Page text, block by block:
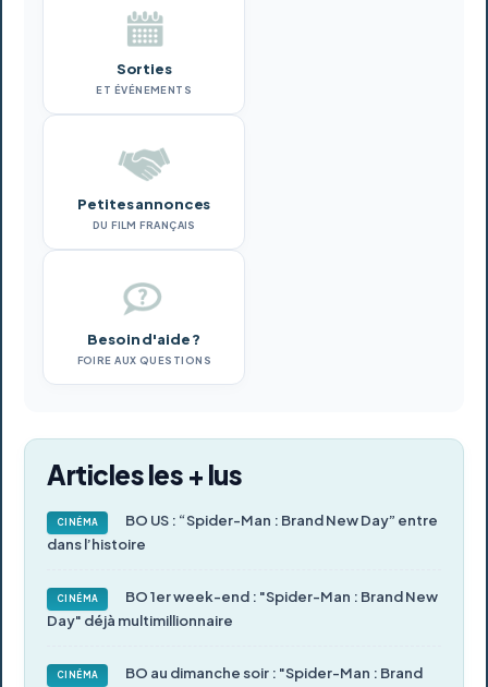
Sorties
ET ÉVÉNEMENTS
Petites annonces
DU FILM FRANÇAIS
Besoin d'aide ?
FOIRE AUX QUESTIONS
Articles les + lus
CINÉMA
BO US : “Spider-Man : Brand New Day” entre
dans l’histoire
CINÉMA
BO 1er week-end : "Spider-Man : Brand New
Day" déjà multimillionnaire
CINÉMA
BO au dimanche soir : "Spider-Man : Brand